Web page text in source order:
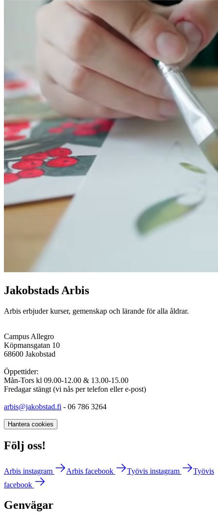
Jakobstads Arbis
Arbis erbjuder kurser, gemenskap och lärande för alla åldrar.
Campus Allegro
Köpmansgatan 10
68600 Jakobstad
Öppettider:
Mån-Tors kl 09.00-12.00 & 13.00-15.00
Fredagar stängt (vi nås per telefon eller e-post)
arbis@jakobstad.fi - 06 786 3264
Hantera cookies
Följ oss!
Arbis instagram Arbis facebook Työvis instagram
Työvis
facebook
Genvägar